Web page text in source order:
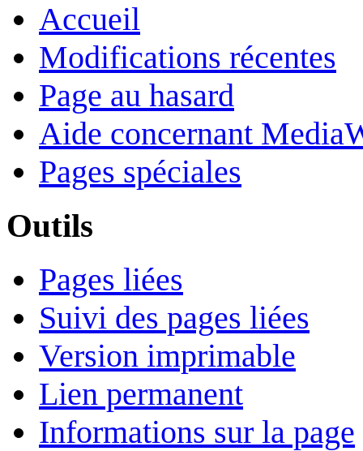
Accueil
Modifications récentes
Page au hasard
Aide concernant
Pages spéciales
Outils
Pages liées
Suivi des pages liées
Version imprimable
Lien permanent
Informations sur la page